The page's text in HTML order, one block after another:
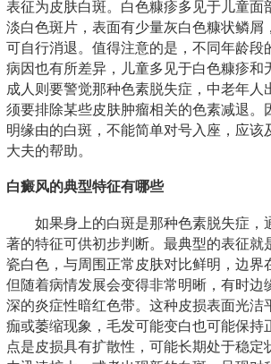
表征为皮肤白斑。白色糠疹多见于儿童面
淡白色斑片，表面有少量灰白色糠状鳞屑
可自行消退。值得注意的是，不同年龄段
病因也有所差异，儿童多见于白色糠疹和
成人则要警觉那种色素脱失症，中老年人
须要排除某些皮肤肿瘤相关的色素减退。
明缘由的白斑，不能简单对号入座，应该
大夫的帮助。
白癜风的典型特征有哪些
如果身上的白斑是那种色素脱失症，
著的特征可供初步判断。最典型的表征就
瓷白色，与周围正常皮肤对比鲜明，边界
但随着病情发展会变得非常明晰，有时边
深的炎症性暗红色带。这种皮损表面光洁
痂或萎缩现象，毛发可能变白也可能保持
点是皮损具有扩散性，可能长期处于稳定